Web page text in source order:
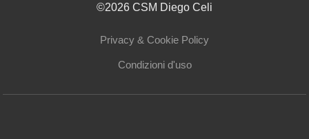
©2026 CSM Diego Celi
Privacy & Cookie Policy
Condizioni d'uso